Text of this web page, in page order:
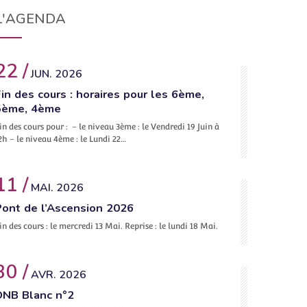
/JUN. 2026
des cours : horaires pour les 6ème,
4ème
des cours pour : – le niveau 3ème : le Vendredi 19 Juin à
– le niveau 4ème : le Lundi 22…
/ MAI. 2026
de l’Ascension 2026
des cours : le mercredi 13 Mai. Reprise : le lundi 18 Mai.
/AVR. 2026
Blanc n°2